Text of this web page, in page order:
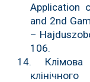
Application
and 2nd
–
106.
14. Клімова